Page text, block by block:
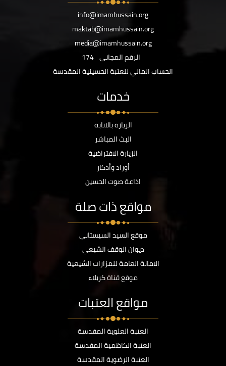
info@imamhussain.org
maktab@imamhussain.org
media@imamhussain.org
الرقم المجاني 174
الحساب المالي للعتبة الحسينية المقدسة
خدمات
الزيارة بالانابة
البث المباشر
الزيارة الافتراضية
أوراد وأذكار
اذاعة صوت الحسين
مواقع ذات صلة
موقع السيد السيستاني
ديوان الوقف الشيعي
الامانة العامة للمزارات الشيعية
موقع قناة كربلاء
مواقع العتبات
العتبة العلوية المقدسة
العتبة الكاظمية المقدسة
العتبة الرضوية المقدسة